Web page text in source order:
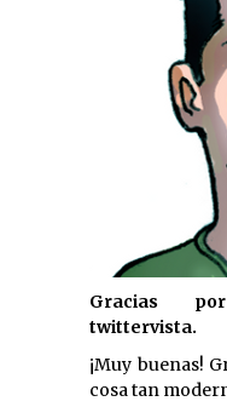
Gracias
twittervista.
¡Muy buenas!
cosa tan